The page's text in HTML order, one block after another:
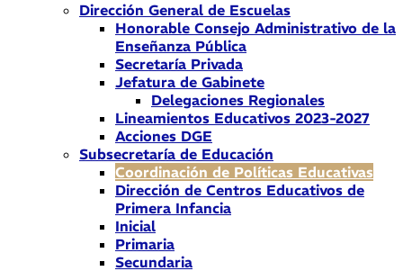
Dirección General de Escuelas
Honorable Consejo Administrativo de la
Enseñanza Pública
Secretaría Privada
Jefatura de Gabinete
Delegaciones Regionales
Lineamientos Educativos 2023-2027
Acciones DGE
Subsecretaría de Educación
Coordinación de Políticas Educativas
Dirección de Centros Educativos de
Primera Infancia
Inicial
Primaria
Secundaria